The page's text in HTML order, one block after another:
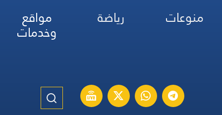
منوعات
رياضة مواقع
وخدمات